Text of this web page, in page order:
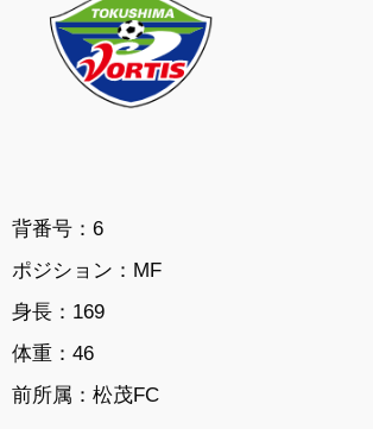
背番号：6
ポジション：MF
身長：169
体重：46
前所属：松茂FC